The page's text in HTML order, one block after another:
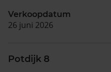
Verkoopdatum
26 juni 2026
Potdijk 8